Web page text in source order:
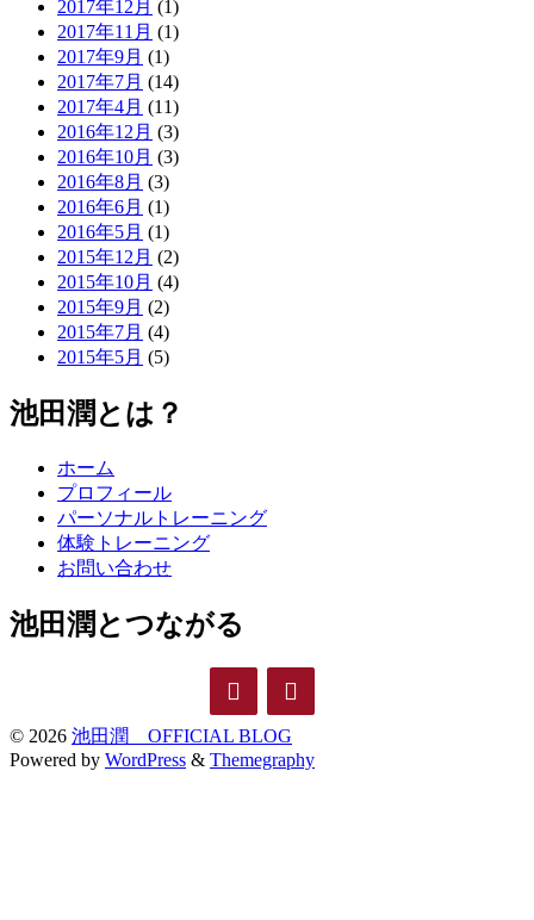
2017年12月 (1)
2017年11月 (1)
2017年9月 (1)
2017年7月 (14)
2017年4月 (11)
2016年12月 (3)
2016年10月 (3)
2016年8月 (3)
2016年6月 (1)
2016年5月 (1)
2015年12月 (2)
2015年10月 (4)
2015年9月 (2)
2015年7月 (4)
2015年5月 (5)
池田潤とは？
ホーム
プロフィール
パーソナルトレーニング
体験トレーニング
お問い合わせ
池田潤とつながる
© 2026 池田潤 OFFICIAL BLOG
Powered by WordPress & Themegraphy